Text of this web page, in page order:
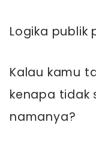
Logika publik
Kalau kamu
kenapa tidak
namanya?